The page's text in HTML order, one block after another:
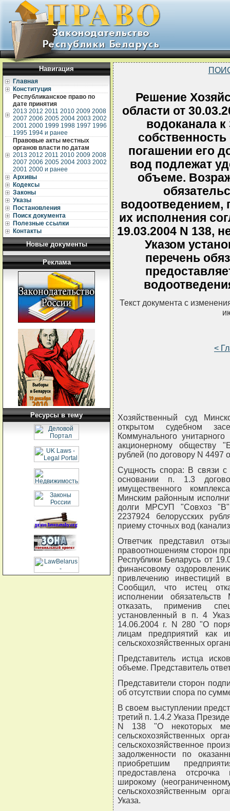
Навигация
Главная
Конституция
Республиканское право по
дате принятия
2013 2012 2011 2010 2009 2008
2007 2006 2005 2004 2003 2002
2001 2000 1999 1998 1997 1996
1995 1994 и ранее
Правовые акты местных
органов власти по датам
2013 2012 2011 2010 2009 2008
2007 2006 2005 2004 2003 2002
2001 2000 и ранее
Архивы
Кодексы
Законы
Указы
Постановления
Поиск документа
Полезные ссылки
Контакты
Новые документы
Реклама
Ресурсы в тему
Решение
области от
водоканала
погашении его
вод подлежат
объеме.
водоотведением,
их исполнения
19.03.2004 N 138,
Указом
перечень
Текст документа с
<
Хозяйственный суд
открытом судебном
Коммунального
акционерному обществу
рублей (по договору N 4497
Сущность спора: В связи с
основании п. 1.3
имущественного
Минским районным
долги МРСУП "Совхоз "В",
2237924 белорусских
приему сточных вод
Ответчик представил
правоотношениям сторон
Республики Беларусь от
финансовому
привлечению инвестиций
Сообщил, что истец
исполнении
отказать, применив
установленный в п. 4
14.06.2004 г. N 280 "О
лицам предприятий как
сельскохозяйственных
Представитель истца
объеме. Представитель
Представители сторон
об отсутствии спора по
В своем выступлении
третий п. 1.4.2 Указа
N 138 "О некоторых
сельскохозяйственных
сельскохозяйственное
задолженности по
приобретшим
предоставлена
широкому
сельскохозяйственным
Указа.